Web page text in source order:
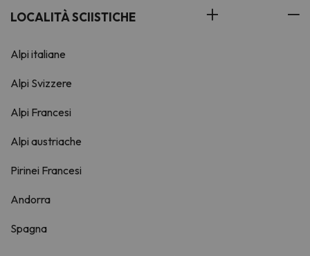
LOCALITÀ SCIISTICHE
Alpi italiane
Alpi Svizzere
Alpi Francesi
Alpi austriache
Pirinei Francesi
Andorra
Spagna